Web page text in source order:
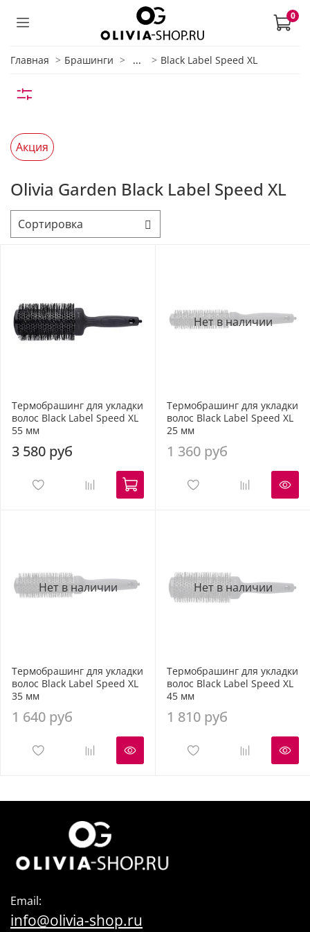
0
Главная Брашинги ... Black Label Speed XL
Акция
Olivia Garden Black Label Speed XL
Термобрашинг для укладки
волос Black Label Speed XL
55 мм
3 580 руб
Нет в наличии
Термобрашинг для укладки
волос Black Label Speed XL
25 мм
1 360 руб
Нет в наличии
Термобрашинг для укладки
волос Black Label Speed XL
35 мм
1 640 руб
Нет в наличии
Термобрашинг для укладки
волос Black Label Speed XL
45 мм
1 810 руб
Email:
info@olivia-shop.ru